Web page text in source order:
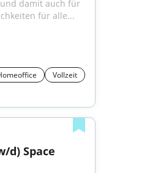
damit auch für
für alle...
Vollzeit
d) Space